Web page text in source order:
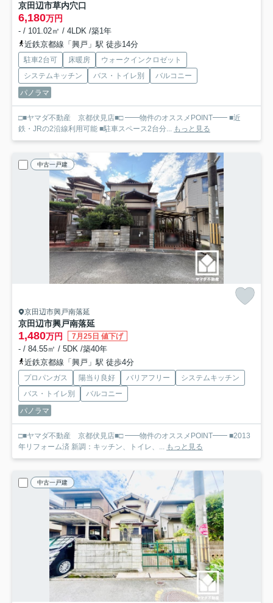
京田辺市草内穴口
6,180万円
- / 101.02㎡ / 4LDK /築1年
近鉄京都線「興戸」駅 徒歩14分
駐車2台可 床暖房
ウォークインクロゼット
システムキッチン
バス・トイレ別
バルコニー
パノラマ
□■ヤマダ不動産 京都伏見店■□ ━━物件のオススメPOINT━━ ■近
鉄・JRの2沿線利用可能 ■駐車スペース2台分... もっと見る
中古一戸建
京田辺市興戸南落延
京田辺市興戸南落延
1,480万円 7月25日 値下げ
- / 84.55㎡ / 5DK /築40年
近鉄京都線「興戸」駅 徒歩4分
プロパンガス 陽当り良好 バリアフリー
システムキッチン
バス・トイレ別
バルコニー
パノラマ
□■ヤマダ不動産 京都伏見店■□ ━━物件のオススメPOINT━━ ■2013
年リフォーム済 新調：キッチン、トイレ、... もっと見る
中古一戸建